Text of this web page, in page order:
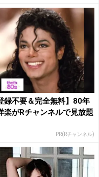
録不要＆完全無料】80年
楽がRチャンネルで見放題
PR(Rチャンネル)